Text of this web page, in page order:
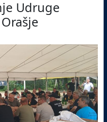
Udruge